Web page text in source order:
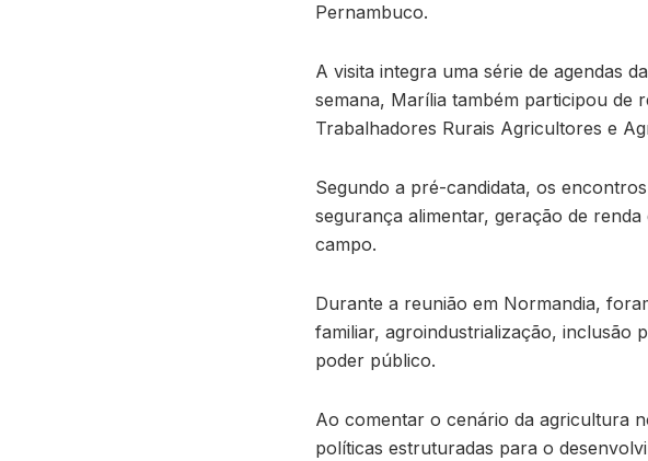
Pernambuco.
A visita integra uma série de agendas
semana, Marília também participou de
Trabalhadores Rurais Agricultores e
Segundo a pré-candidata, os
segurança alimentar, geração de
campo.
Durante a reunião em Normandia,
familiar, agroindustrialização, inclusão
poder público.
Ao comentar o cenário da agricultura
políticas estruturadas para o